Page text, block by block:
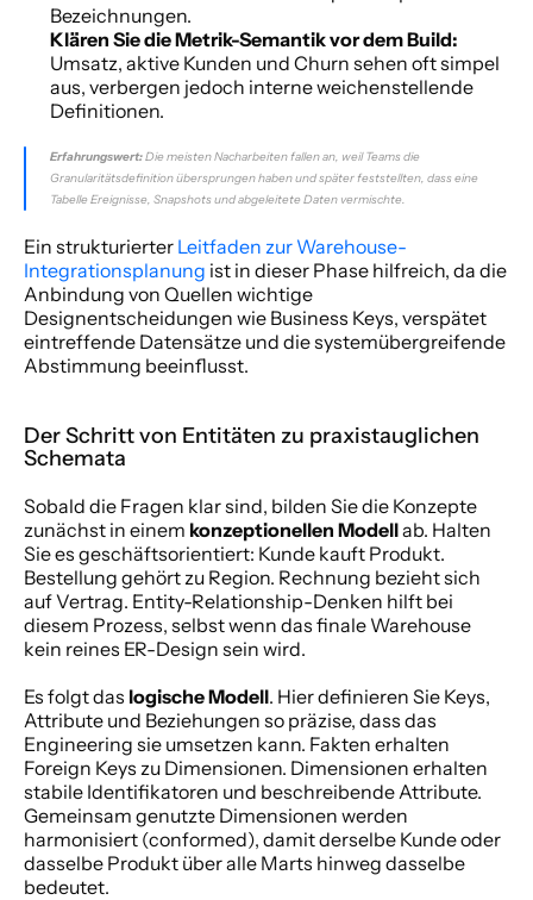
Bezeichnungen.
Klären Sie die Metrik-Semantik vor dem Build:
Umsatz, aktive Kunden und Churn sehen oft simpel
aus, verbergen jedoch interne weichenstellende
Definitionen.
Erfahrungswert: Die meisten Nacharbeiten fallen an, weil Teams die
Granularitätsdefinition übersprungen haben und später feststellten, dass eine
Tabelle Ereignisse, Snapshots und abgeleitete Daten vermischte.
Ein strukturierter Leitfaden zur Warehouse-
Integrationsplanung ist in dieser Phase hilfreich, da die
Anbindung von Quellen wichtige
Designentscheidungen wie Business Keys, verspätet
eintreffende Datensätze und die systemübergreifende
Abstimmung beeinflusst.
Der Schritt von Entitäten zu praxistauglichen
Schemata
Sobald die Fragen klar sind, bilden Sie die Konzepte
zunächst in einem konzeptionellen Modell ab. Halten
Sie es geschäftsorientiert: Kunde kauft Produkt.
Bestellung gehört zu Region. Rechnung bezieht sich
auf Vertrag. Entity-Relationship-Denken hilft bei
diesem Prozess, selbst wenn das finale Warehouse
kein reines ER-Design sein wird.
Es folgt das logische Modell. Hier definieren Sie Keys,
Attribute und Beziehungen so präzise, dass das
Engineering sie umsetzen kann. Fakten erhalten
Foreign Keys zu Dimensionen. Dimensionen erhalten
stabile Identifikatoren und beschreibende Attribute.
Gemeinsam genutzte Dimensionen werden
harmonisiert (conformed), damit derselbe Kunde oder
dasselbe Produkt über alle Marts hinweg dasselbe
bedeutet.